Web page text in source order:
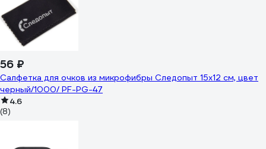
56 ₽
Салфетка для очков из микрофибры Следопыт 15x12 см, цвет
черный/1000/ PF-PG-47
4.6
(8)